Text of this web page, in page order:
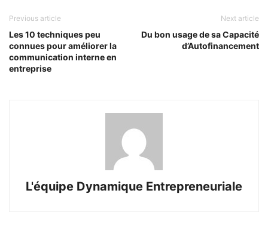
Previous article
Les 10 techniques peu
connues pour améliorer la
communication interne en
entreprise
Next article
Du bon usage de sa Capacité
d’Autofinancement
L'équipe Dynamique Entrepreneuriale